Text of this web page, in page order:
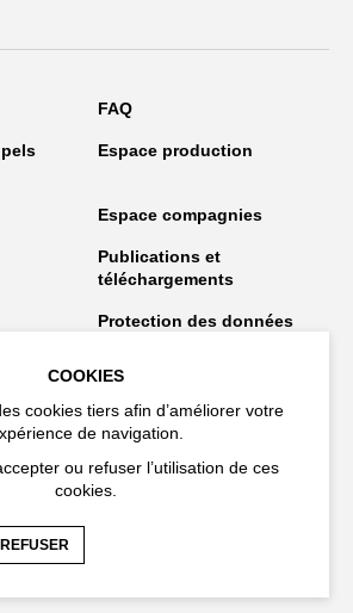
FAQ
Espace production
Espace compagnies
Publications et
téléchargements
Protection des données
COOKIES
cookies tiers afin d’améliorer votre
de navigation.
ou refuser l’utilisation de ces
cookies.
REFUSER